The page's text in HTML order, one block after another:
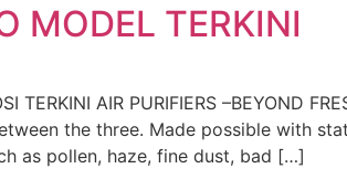
MODEL TERKINI
TERKINI AIR PURIFIERS –BEYOND
the three. Made possible with
as pollen, haze, fine dust, bad […]